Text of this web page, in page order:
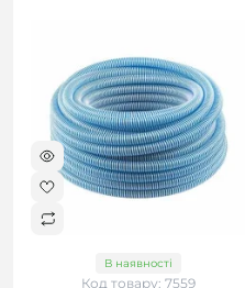
В наявності
Код товару: 7559